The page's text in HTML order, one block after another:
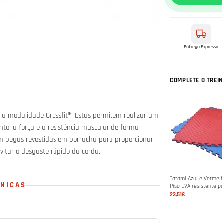
modalidade Crossfit®. Estas permitem realizar um
a força e a resistência muscular de forma
pegas revestidas em borracha para proporcionar
o desgaste rápido da corda.
Entrega Expresso
COMPLETE O
Tatami Azul e
Piso EVA resistente
MMA & Artes Marciais
23,51€